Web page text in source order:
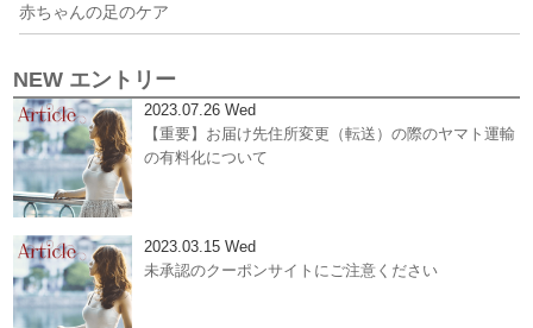
赤ちゃんの足のケア
NEW エントリー
2023.07.26 Wed
【重要】お届け先住所変更（転送）の際のヤマト運輸
の有料化について
2023.03.15 Wed
未承認のクーポンサイトにご注意ください